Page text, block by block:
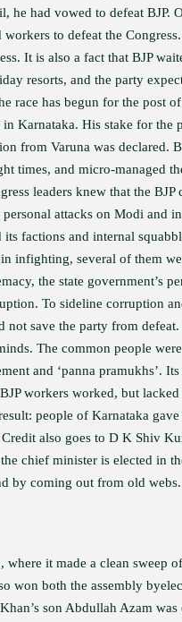
he had vowed to defeat BJP.
workers to defeat the
It is also a fact that BJP
resorts, and the party
race has begun for the post
Karnataka. His stake for
from Varuna was declared.
times, and micro-managed
leaders knew that the
attacks on Modi and
factions and internal
infighting, several of them
the state government’s
To sideline corruption
not save the party from
The common people
and ‘panna pramukhs’.
workers worked, but
people of Karnataka
also goes to D K Shiv
chief minister is elected in
by coming out from old webs.
where it made a clean
won both the assembly
son Abdullah Azam